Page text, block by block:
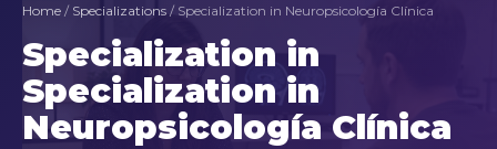
Home / Specializations / Specialization in Neuropsicología Clínica
Specialization in
Specialization in
Neuropsicología Clínica